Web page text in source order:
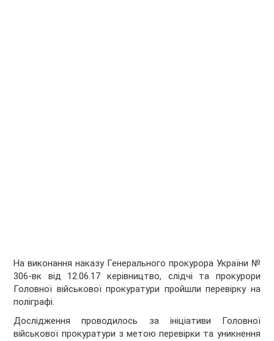
На виконання наказу Генерального прокурора України №
306-вк від 12.06.17 керівництво, слідчі та прокурори
Головної військової прокуратури пройшли перевірку на
поліграфі.
Дослідження проводилось за ініціативи Головної
військової прокуратури з метою перевірки та уникнення